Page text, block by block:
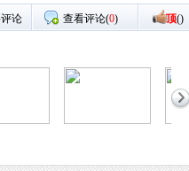
论 查看评论(0) 顶()